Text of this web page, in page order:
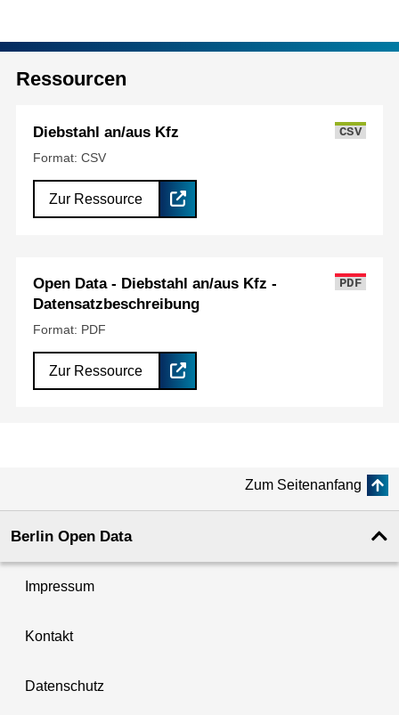
Ressourcen
Diebstahl an/aus Kfz
CSV
Format: CSV
Zur Ressource
Open Data - Diebstahl an/aus Kfz -
Datensatzbeschreibung
PDF
Format: PDF
Zur Ressource
Zum Seitenanfang
Berlin Open Data
Impressum
Kontakt
Datenschutz